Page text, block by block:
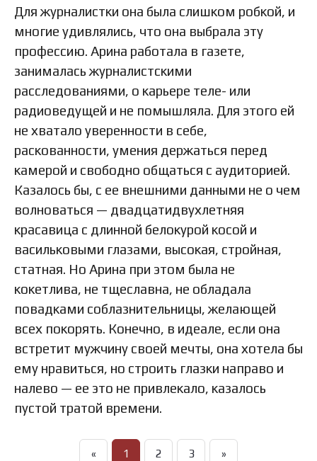
Для журналистки она была слишком робкой, и
многие удивлялись, что она выбрала эту
профессию. Арина работала в газете,
занималась журналистскими
расследованиями, о карьере теле- или
радиоведущей и не помышляла. Для этого ей
не хватало уверенности в себе,
раскованности, умения держаться перед
камерой и свободно общаться с аудиторией.
Казалось бы, с ее внешними данными не о чем
волноваться — двадцатидвухлетняя
красавица с длинной белокурой косой и
васильковыми глазами, высокая, стройная,
статная. Но Арина при этом была не
кокетлива, не тщеславна, не обладала
повадками соблазнительницы, желающей
всех покорять. Конечно, в идеале, если она
встретит мужчину своей мечты, она хотела бы
ему нравиться, но строить глазки направо и
налево — ее это не привлекало, казалось
пустой тратой времени.
« 1 2 3 »